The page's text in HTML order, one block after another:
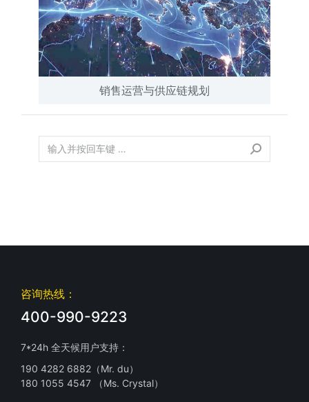
销售运营与供应链规划
咨询热线：
400-990-9223
7*24h 全天候用户支持：
190 4282 6882（Mr. du）
180 1055 4547 （Ms. Crystal）